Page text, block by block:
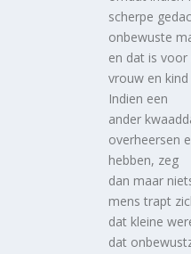
scherpe
onbewuste
en dat is voor
vrouw en
Indien een
ander
overheersen
hebben, zeg
dan maar
mens trapt
dat kleine
dat